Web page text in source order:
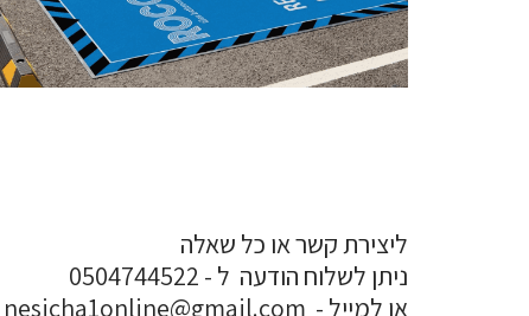
ליצירת קשר או כל שאלה
ניתן לשלוח הודעה ל - 0504744522
או למייל - nesicha1online@gmail.com